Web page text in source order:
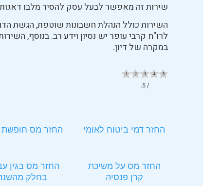
שירות זה מאפשר לבעל עסק להסיר מלבו
השירות כולל הנהלת חשבונות שוטפת, הגשת
לרו"ח קרבי עופר יש נסיון וידע רב. בנוסף,
במקרה של דיון.
/ 5.
החזר דמי ביטוח לאומי החזר מס חופשת
החזר מס על משיכת
קרן פנסיה
החזר מס בגין
בחלק